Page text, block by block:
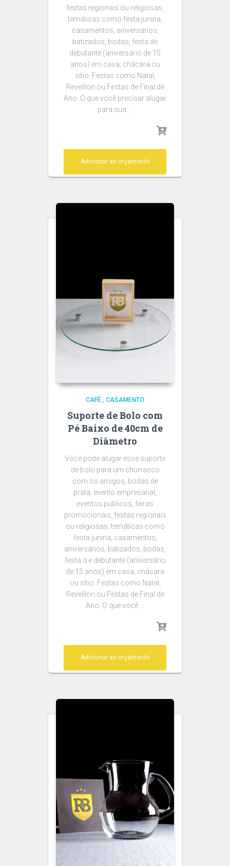
festas regionais ou religiosas,
temáticas como festa junina,
casamentos, aniversários,
batizados, bodas, festa de
debutante (aniversário de 15
anos) em casa, chácara ou
sítio. Festas como Natal,
Reveillon ou Festas de Final de
Ano. O que você precisar alugar
para sua …
Adicionar ao orçamento
CAFÉ , CASAMENTO
Suporte de Bolo com
Pé Baixo de 40cm de
Diâmetro
Você pode alugar esse suporte
de bolo para um churrasco
com os amigos, bodas de
prata, evento empresarial,
eventos públicos, feiras
promocionais, festas regionais
ou religiosas, temáticas como
festa junina, casamentos,
aniversários, batizados, bodas,
festa d e debutante (aniversário
de 15 anos) em casa, chácara
ou sítio. Festas como Natal,
Reveillon ou Festas de Final de
Ano. O que você …
Adicionar ao orçamento